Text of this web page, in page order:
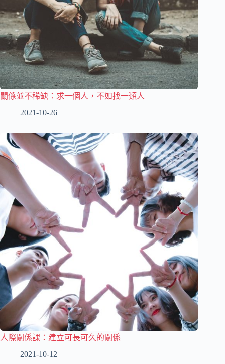
關係並不稀缺：求一個人，不如找一類人
2021-10-26
人際關係課：建立可長可久的關係
2021-10-12